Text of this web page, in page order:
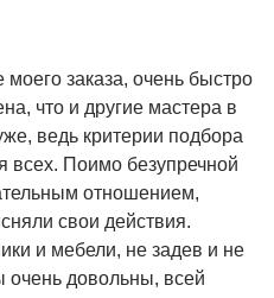
заказа, очень быстро
что и другие мастера в
ведь критерии подбора
всех. Поимо безупречной
отношением,
свои действия.
и мебели, не задев и не
довольны, всей